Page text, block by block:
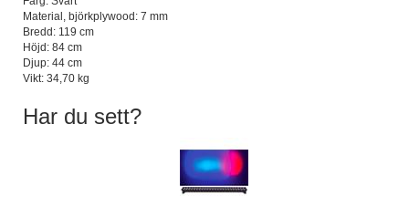
Material, björkplywood: 7 mm
Bredd: 119 cm
Höjd: 84 cm
Djup: 44 cm
Vikt: 34,70 kg
Har du sett?